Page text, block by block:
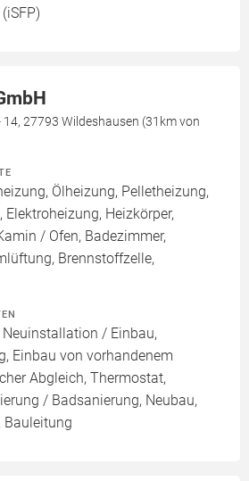
14, 27793 Wildeshausen (31km von
Ölheizung, Pelletheizung,
Elektroheizung, Heizkörper,
/ Ofen, Badezimmer,
Brennstoffzelle,
Neuinstallation / Einbau,
Einbau von vorhandenem
Abgleich, Thermostat,
/ Badsanierung, Neubau,
Bauleitung